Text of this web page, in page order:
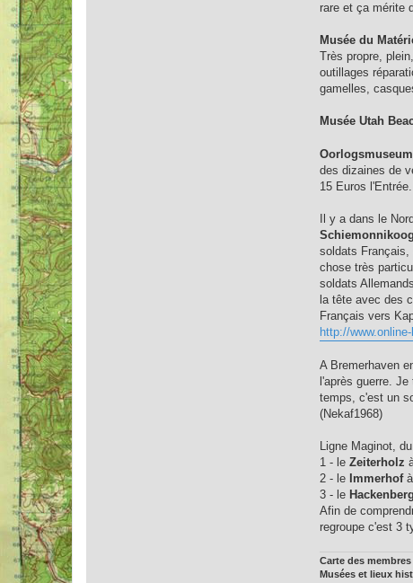
rare et ça mérite
Musée du
Très propre,
outillages
gamelles,
Musée Utah
Oorlogsmuseum
des dizaines de
15 Euros
Il y a dans le
Schiemonnikoog
soldats Français,
chose très
soldats
la tête avec des
Français vers
http://
A Bremerhaven
l'après guerre.
temps, c'est un
(Nekaf1968)
Ligne Maginot,
1 - leZeiterholz
2 - le Immerhofà
3 - le Hackenberg
Afin de
regroupe c'est 3
Carte des
Musées et lieux